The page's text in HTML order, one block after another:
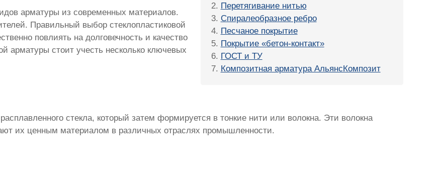
Перетягивание нитью
Спиралеобразное ребро
Песчаное покрытие
Покрытие «бетон-контакт»
ГОСТ и ТУ
Композитная арматура АльянсКомпозит
арматуры из современных материалов.
Правильный выбор стеклопластиковой
повлиять на долговечность и качество
арматуры стоит учесть несколько ключевых
стекла, который затем формируется в тонкие нити или волокна. Эти волокна
их ценным материалом в различных отраслях промышленности.